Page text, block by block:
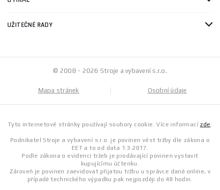
UŽITEČNÉ RADY
© 2008 - 2026 Stroje a vybavení s.r.o.
Mapa stránek Osobní údaje
Tyto internetové stránky používají soubory cookie. Více informací zde .
Podnikatel Stroje a vybavení s.r.o. je povinen vést tržby dle zákona o
EET a to od data 1.3.2017.
Podle zákona o evidenci tržeb je prodávající povinen vystavit
kupujícímu účtenku.
Zároveň je povinen zaevidovat přijatou tržbu u správce daně online, v
případě technického výpadku pak nejpozději do 48 hodin.